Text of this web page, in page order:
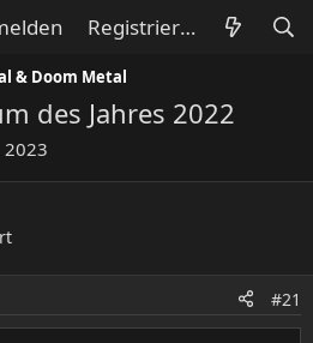
Registrieren
& Doom Metal
des Jahres 2022
2023
#21